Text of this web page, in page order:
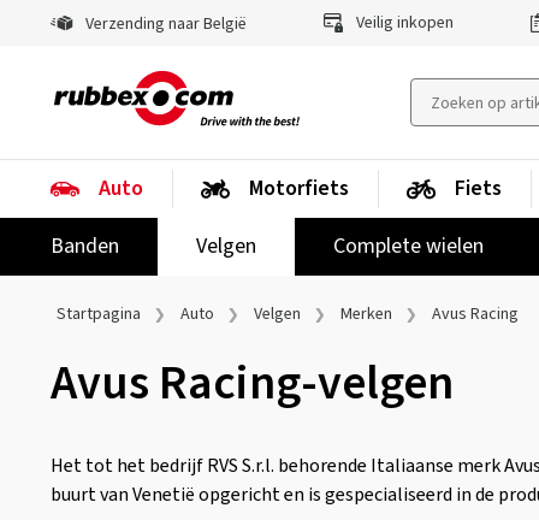
Verzending naar België Veilig inkopen
Auto
Banden
Velgen Complete wielen
Motorfiets Fiets
Startpagina Auto Velgen Merken Avus Racing
Avus Racing-velgen
Het tot het bedrijf RVS S.r.l. behorende Italiaanse merk
buurt van Venetië opgericht en is gespecialiseerd in de